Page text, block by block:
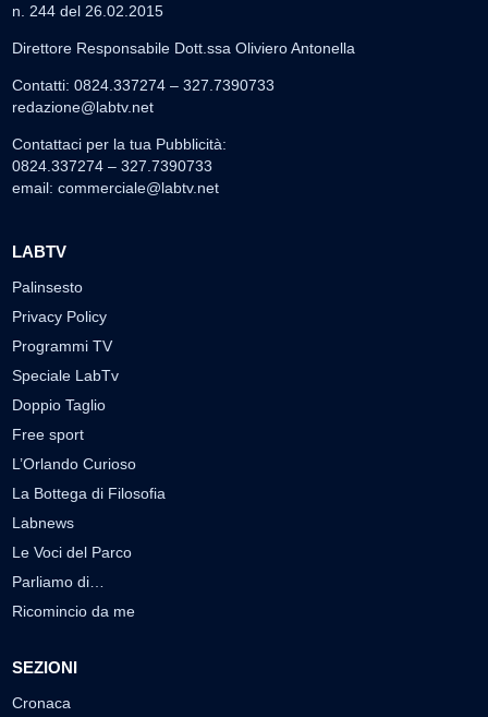
n. 244 del 26.02.2015
Direttore Responsabile Dott.ssa Oliviero Antonella
Contatti: 0824.337274 – 327.7390733
redazione@labtv.net
Contattaci per la tua Pubblicità:
0824.337274 – 327.7390733
email: commerciale@labtv.net
LABTV
Palinsesto
Privacy Policy
Programmi TV
Speciale LabTv
Doppio Taglio
Free sport
L’Orlando Curioso
La Bottega di Filosofia
Labnews
Le Voci del Parco
Parliamo di…
Ricomincio da me
SEZIONI
Cronaca